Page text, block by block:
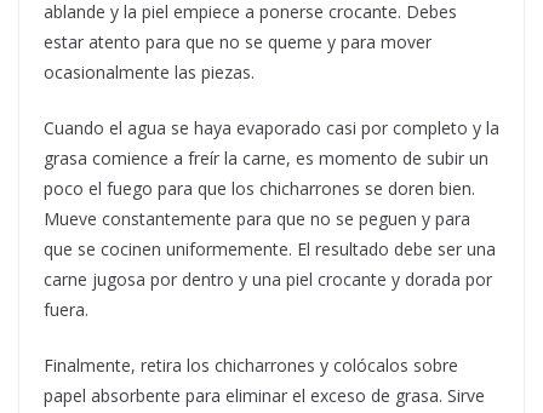
ablande y la piel empiece a ponerse crocante. Debes
estar atento para que no se queme y para mover
ocasionalmente las piezas.
Cuando el agua se haya evaporado casi por completo y la
grasa comience a freír la carne, es momento de subir un
poco el fuego para que los chicharrones se doren bien.
Mueve constantemente para que no se peguen y para
que se cocinen uniformemente. El resultado debe ser una
carne jugosa por dentro y una piel crocante y dorada por
fuera.
Finalmente, retira los chicharrones y colócalos sobre
papel absorbente para eliminar el exceso de grasa. Sirve